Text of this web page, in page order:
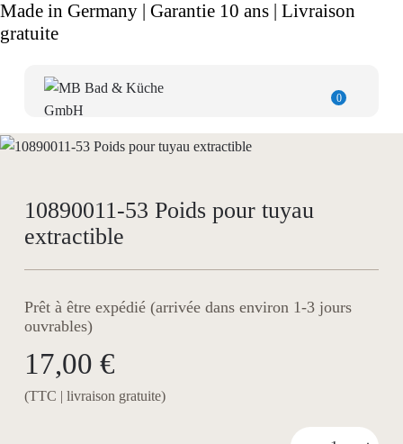
Made in Germany | Garantie 10 ans | Livraison
gratuite
0
10890011-53 Poids pour tuyau
extractible
Prêt à être expédié (arrivée dans environ 1-3 jours
ouvrables)
17,00 €
(TTC | livraison gratuite)